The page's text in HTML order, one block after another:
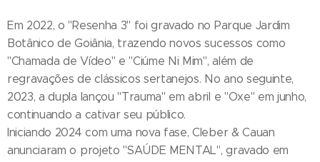
Em 2022, o "Resenha 3" foi gravado no Parque Jardim
Botânico de Goiânia, trazendo novos sucessos como
"Chamada de Vídeo" e "Ciúme Ni Mim", além de
regravações de clássicos sertanejos. No ano seguinte,
2023, a dupla lançou "Trauma" em abril e "Oxe" em junho,
continuando a cativar seu público.
Iniciando 2024 com uma nova fase, Cleber & Cauan
anunciaram o projeto "SAÚDE MENTAL", gravado em